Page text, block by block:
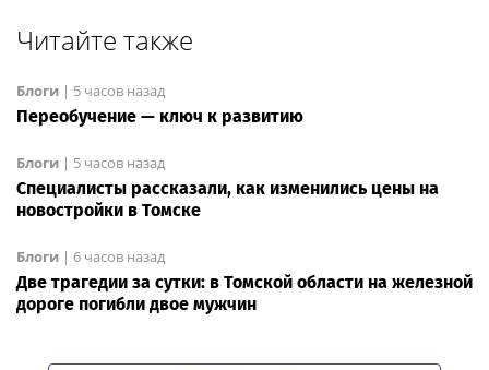
Читайте также
Блоги | 5 часов назад
Переобучение — ключ к развитию
Блоги | 5 часов назад
Специалисты рассказали, как изменились цены на
новостройки в Томске
Блоги | 6 часов назад
Две трагедии за сутки: в Томской области на железной
дороге погибли двое мужчин